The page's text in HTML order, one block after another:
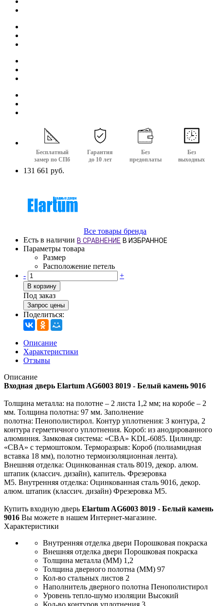
Бесплатный
замер по СПб
Гарантия
до 10 лет
Без
предоплаты
Без
выходных
131 661 руб.
Все товары бренда
Есть в наличии В СРАВНЕНИЕ В ИЗБРАННОЕ
Параметры товара
Размер
Расположение петель
-
+
В корзину
Под заказ
Запрос цены
Поделиться:
Описание
Характеристики
Отзывы
Описание
Входная дверь Elartum AG6003 8019 - Белый камень 9016
Толщина металла: на полотне – 2 листа 1,2 мм; на коробе – 2
мм. Толщина полотна: 97 мм. Заполнение
полотна: Пенополистирол. Контур уплотнения: 3 контура, 2
контура герметичного уплотнения. Короб: из анодированного
алюминия. Замковая система: «CBA» KDL-6085. Цилиндр:
«CBA» с термоштоком. Терморазрыв: Короб (полиамидная
вставка 18 мм), полотно термоизоляционная лента).
Внешняя отделка: Оцинкованная сталь 8019, декор. алюм.
штапик (классич. дизайн), капитель. Фрезеровка
М5. Внутренняя отделка: Оцинкованная сталь 9016, декор.
алюм. штапик (классич. дизайн) Фрезеровка М5.
Купить входную дверь Elartum AG6003 8019 - Белый камень
9016 Вы можете в нашем Интернет-магазине.
Характеристики
Внутренняя отделка двери Порошковая покраска
Внешняя отделка двери Порошковая покраска
Толщина металла (ММ) 1,2
Толщина дверного полотна (ММ) 97
Кол-во стальных листов 2
Наполнитель дверного полотна Пенополистирол
Уровень тепло-шумо изоляции Высокий
Кол-во контуров уплотнения 3